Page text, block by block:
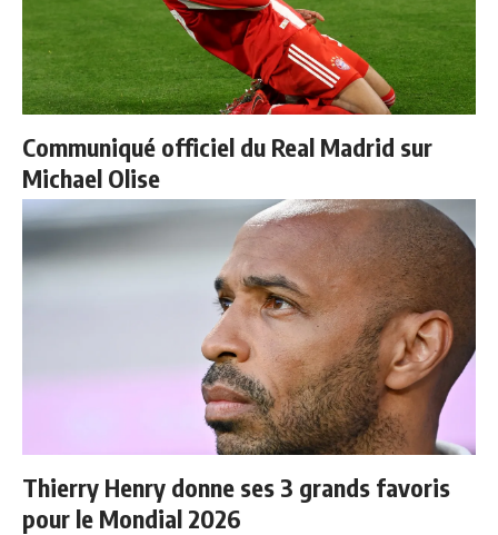
Communiqué officiel du Real Madrid sur
Michael Olise
Thierry Henry donne ses 3 grands favoris
pour le Mondial 2026